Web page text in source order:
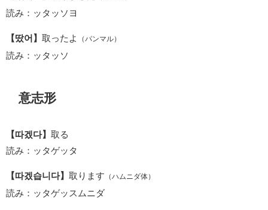
読み：ッタッソヨ
【땄어】 取ったよ （パンマル）
読み：ッタッソ
意志形
【따겠다】
取る
読み：ッタゲッタ
【따겠습니다】 取ります （ハムニダ体）
読み：ッタゲッスムニダ